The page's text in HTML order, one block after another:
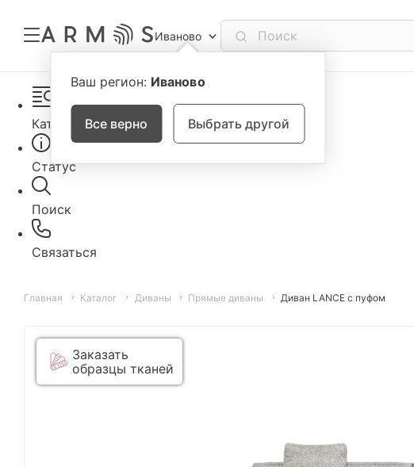
Иваново
Ваш регион: Иваново
Все верно Выбрать другой
Каталог
Статус
Поиск
Связаться
Главная Каталог Диваны Прямые диваны Диван LANCE с пуфом
Заказать
образцы тканей